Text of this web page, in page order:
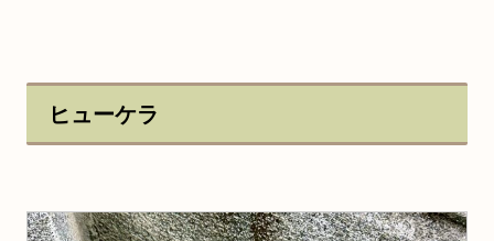
ヒューケラ